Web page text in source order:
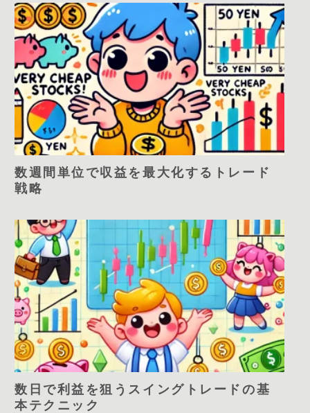
数週間単位で収益を最大化するトレード
戦略
数日で利益を狙うスイングトレードの基
本テクニック